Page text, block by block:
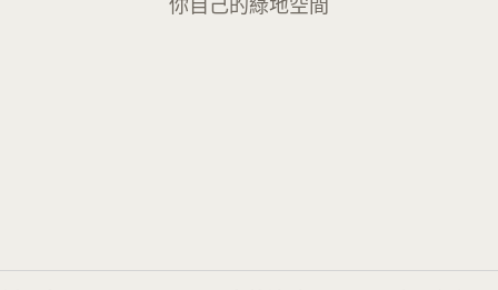
你自己的綠地空間